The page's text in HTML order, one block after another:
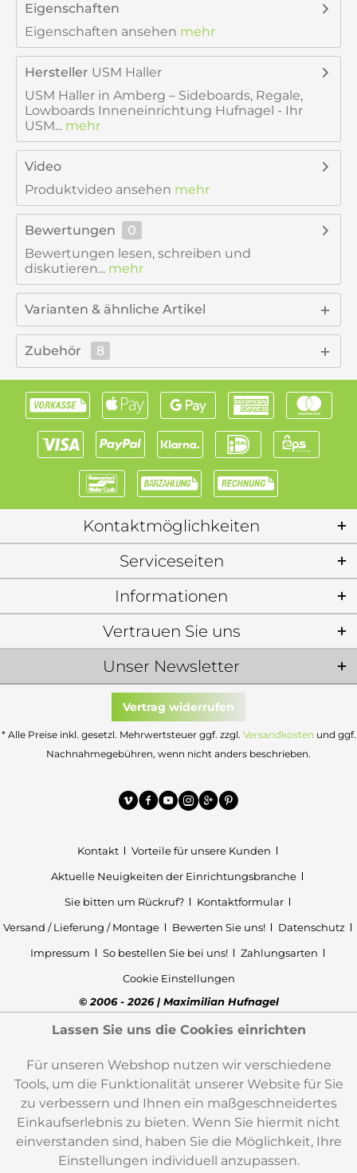
Eigenschaften
Eigenschaften ansehen mehr
Hersteller USM Haller
USM Haller in Amberg – Sideboards, Regale,
Lowboards Inneneinrichtung Hufnagel - Ihr
USM... mehr
Video
Produktvideo ansehen mehr
Bewertungen
0
Bewertungen lesen, schreiben und
diskutieren... mehr
Varianten & ähnliche Artikel
Zubehör 8
Kontaktmöglichkeiten
Serviceseiten
Informationen
Unser Newsletter
Vertrauen Sie uns
Vertrag widerrufen
* Alle Preise inkl. gesetzl. Mehrwertsteuer ggf. zzgl. Versandkosten und ggf.
Nachnahmegebühren, wenn nicht anders beschrieben.
Kontakt
Vorteile für unsere Kunden
Aktuelle Neuigkeiten der Einrichtungsbranche
Sie bitten um Rückruf?
Kontaktformular
Versand / Lieferung / Montage
Bewerten Sie uns!
Datenschutz
Impressum
So bestellen Sie bei uns!
Zahlungsarten
Cookie Einstellungen
© 2006 - 2026 | Maximilian Hufnagel
Lassen Sie uns die Cookies einrichten
Für unseren Webshop nutzen wir verschiedene
Tools, um die Funktionalität unserer Website für Sie
zu verbessern und Ihnen ein maßgeschneidertes
Einkaufserlebnis zu bieten. Wenn Sie hiermit nicht
einverstanden sind, haben Sie die Möglichkeit, Ihre
Einstellungen individuell anzupassen.